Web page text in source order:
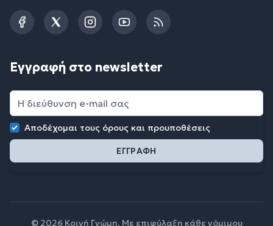
FacebookTwitterInstagramYouTubeRSS
Εγγραφή στο newsletter
Αποδέχομαι τους όρους και προυποθέσεις
© 2026 Κοινή Γνώμη. Με επιφύλαξη κάθε νόμιμου